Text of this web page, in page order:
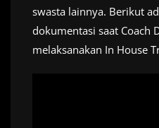
swasta lainnya. Berikut
dokumentasi saat Coach
melaksanakan In House